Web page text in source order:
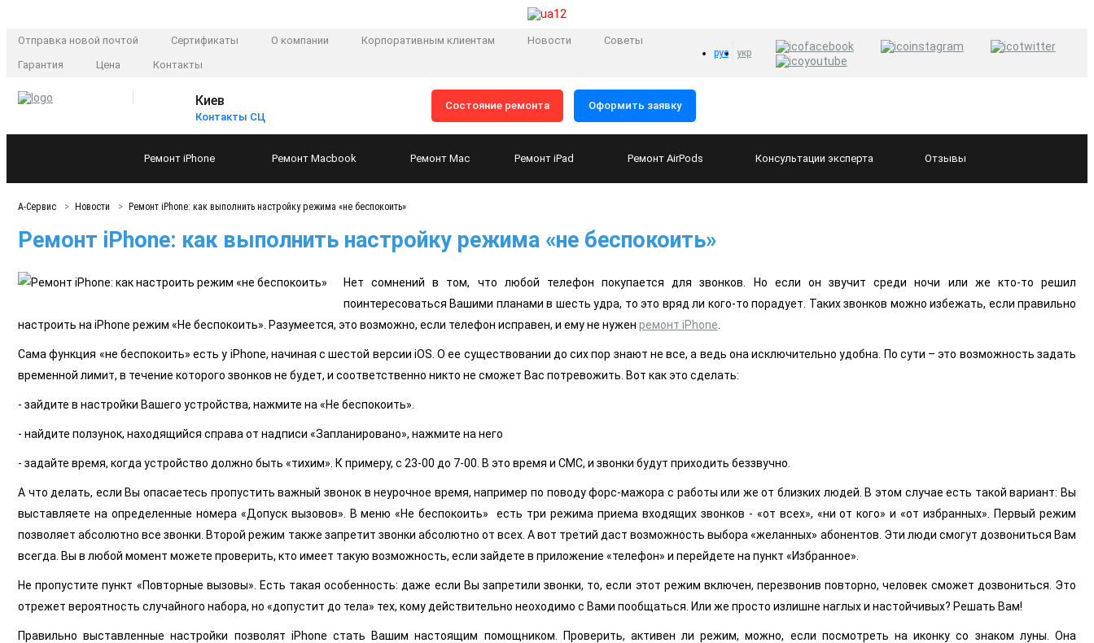
Отправка новой почтой Сертификаты О компании Корпоративным клиентам Новости
Советы
Гарантия
Цена Контакты
рус укр
Киев
Контакты СЦ
Состояние ремонта Оформить заявку
Ремонт iPhone Ремонт Macbook Ремонт Mac Ремонт iPad Ремонт AirPods Консультации эксперта Отзывы
А-Сервис Новости Ремонт iPhone: как выполнить настройку режима «не беспокоить»
Ремонт iPhone: как выполнить настройку режима «не беспокоить»
Нет сомнений в том, что любой телефон покупается для звонков. Но если он звучит среди ночи или же кто-то решил
поинтересоваться Вашими планами в шесть удра, то это вряд ли кого-то порадует. Таких звонков можно избежать, если правильно
настроить на iPhone режим «Не беспокоить». Разумеется, это возможно, если телефон исправен, и ему не нужен ремонт iPhone
Сама функция «не беспокоить» есть у iPhone, начиная с шестой версии iOS. О ее существовании до сих пор знают не все, а ведь она исключительно удобна. По сути – это возможность задать
временной лимит, в течение которого звонков не будет, и соответственно никто не сможет Вас потревожить. Вот как это сделать:
- зайдите в настройки Вашего устройства, нажмите на «Не беспокоить».
- найдите ползунок, находящийся справа от надписи «Запланировано», нажмите на него
- задайте время, когда устройство должно быть «тихим». К примеру, с 23-00 до 7-00. В это время и СМС, и звонки будут приходить беззвучно.
А что делать, если Вы опасаетесь пропустить важный звонок в неурочное время, например по поводу форс-мажора с работы или же от близких людей. В этом случае есть такой вариант: Вы
выставляете на определенные номера «Допуск вызовов». В меню «Не беспокоить» есть три режима приема входящих звонков - «от всех», «ни от кого» и «от избранных». Первый режим
позволяет абсолютно все звонки. Второй режим также запретит звонки абсолютно от всех. А вот третий даст возможность выбора «желанных» абонентов. Эти люди смогут дозвониться Вам
всегда. Вы в любой момент можете проверить, кто имеет такую возможность, если зайдете в приложение «телефон» и перейдете на пункт «Избранное».
Не пропустите пункт «Повторные вызовы». Есть такая особенность: даже если Вы запретили звонки, то, если этот режим включен, перезвонив повторно, человек сможет дозвониться. Это
отрежет вероятность случайного набора, но «допустит до тела» тех, кому действительно неоходимо с Вами пообщаться. Или же просто излишне наглых и настойчивых? Решать Вам!
Правильно выставленные настройки позволят iPhone стать Вашим настоящим помощником. Проверить, активен ли режим, можно, если посмотреть на иконку со знаком луны. Она